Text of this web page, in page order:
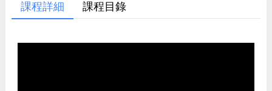
課程詳細 課程目錄